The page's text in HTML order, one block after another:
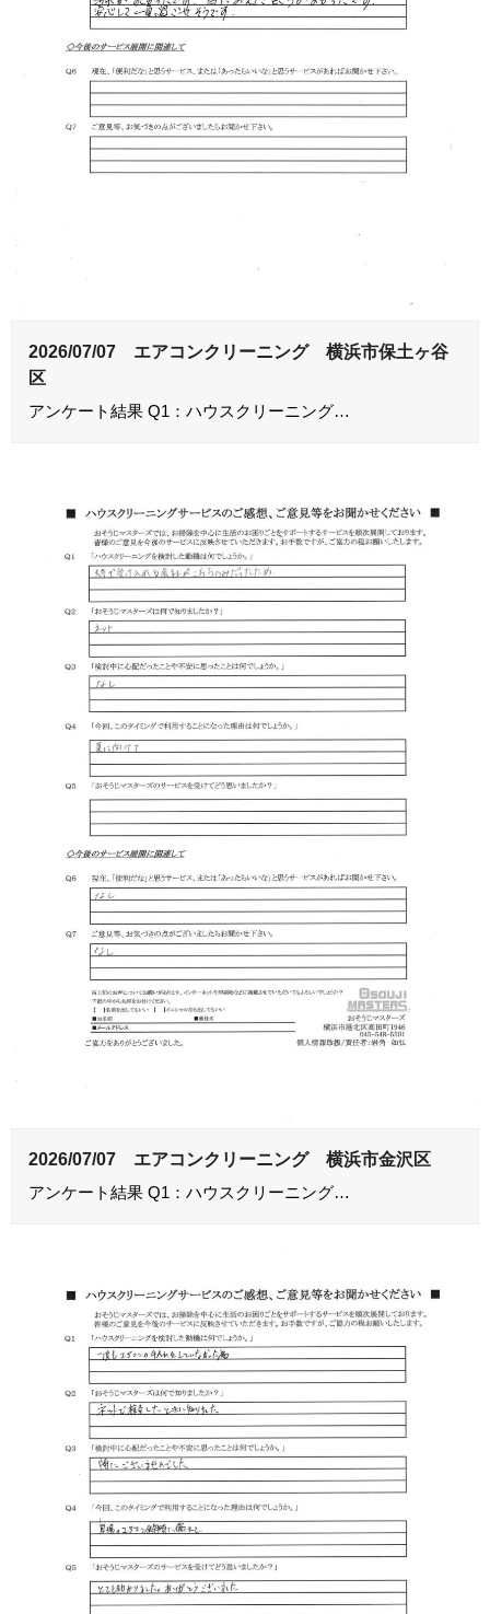
2026/07/07 エアコンクリーニング 横浜市保土ヶ谷
区
アンケート結果 Q1：ハウスクリーニング…
2026/07/07 エアコンクリーニング 横浜市金沢区
アンケート結果 Q1：ハウスクリーニング…